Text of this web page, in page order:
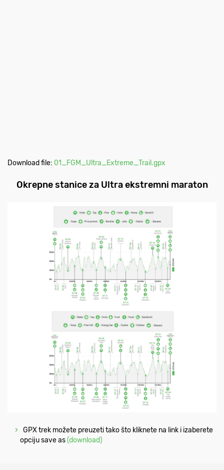
Download file: 01_FGM_Ultra_Extreme_Trail.gpx
Okrepne stanice za Ultra ekstremni maraton
GPX trek možete preuzeti tako što kliknete na link i izaberete
opciju save as(download)